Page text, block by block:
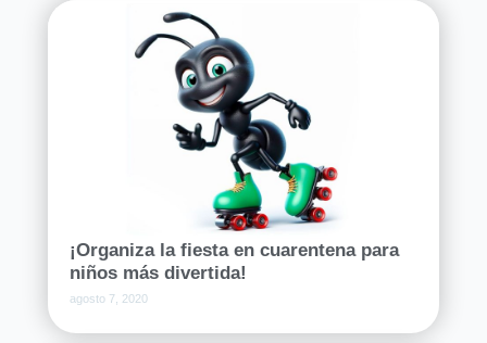
¡Organiza la fiesta en cuarentena para
niños más divertida!
agosto 7, 2020